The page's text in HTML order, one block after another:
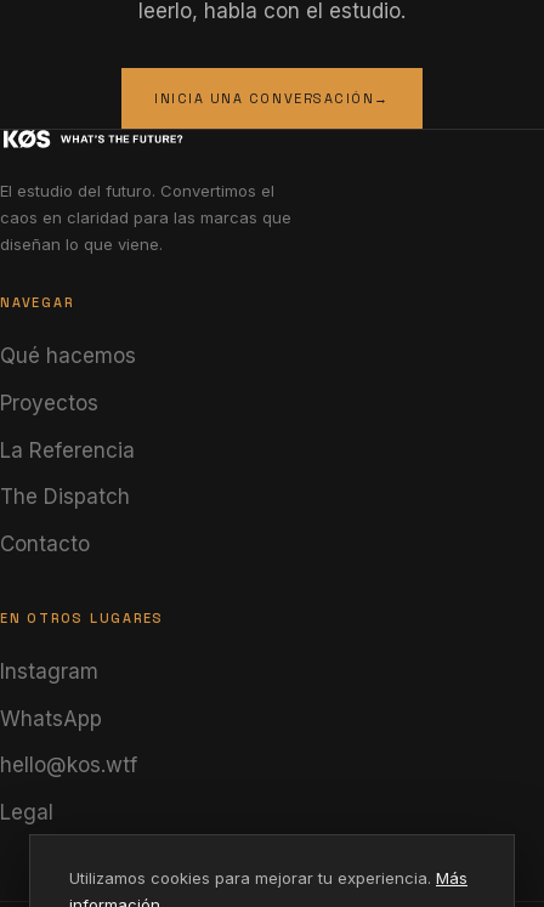
leerlo, habla con el estudio.
INICIA UNA CONVERSACIÓN →
El estudio del futuro. Convertimos el
caos en claridad para las marcas que
diseñan lo que viene.
NAVEGAR
Qué hacemos
Proyectos
La Referencia
The Dispatch
Contacto
EN OTROS LUGARES
Instagram
WhatsApp
hello@kos.wtf
Legal
Utilizamos cookies para mejorar tu experiencia. Más